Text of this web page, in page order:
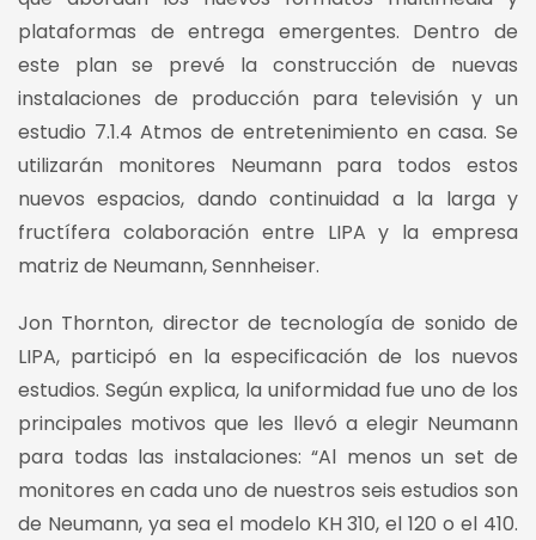
plataformas de entrega emergentes. Dentro de
este plan se prevé la construcción de nuevas
instalaciones de producción para televisión y un
estudio 7.1.4 Atmos de entretenimiento en casa. Se
utilizarán monitores Neumann para todos estos
nuevos espacios, dando continuidad a la larga y
fructífera colaboración entre LIPA y la empresa
matriz de Neumann, Sennheiser.
Jon Thornton, director de tecnología de sonido de
LIPA, participó en la especificación de los nuevos
estudios. Según explica, la uniformidad fue uno de los
principales motivos que les llevó a elegir Neumann
para todas las instalaciones: “Al menos un set de
monitores en cada uno de nuestros seis estudios son
de Neumann, ya sea el modelo KH 310, el 120 o el 410.